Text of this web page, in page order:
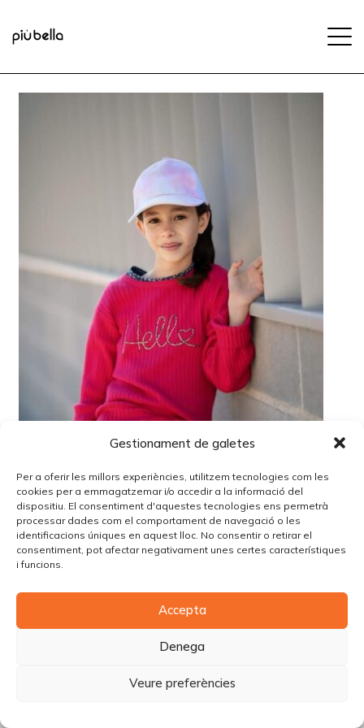
Gestionament de galetes
Per a oferir les millors experiències, utilitzem tecnologies com les
cookies per a emmagatzemar i/o accedir a la informació del
dispositiu. El consentiment d'aquestes tecnologies ens permetrà
processar dades com el comportament de navegació o les
identificacions úniques en aquest lloc. No consentir o retirar el
consentiment, pot afectar negativament unes certes característiques
i funcions.
Accepta
Denega
Veure preferències
© Copyright Piùbella Models Agency2026
Creative Corner Agency
Política de cookies